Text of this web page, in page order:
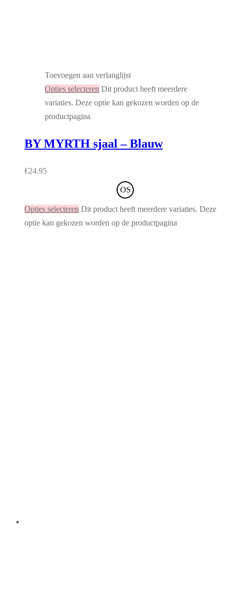
Toevoegen aan verlanglijst
Opties selecteren Dit product heeft meerdere
variaties. Deze optie kan gekozen worden op de
productpagina
BY MYRTH sjaal – Blauw
€24.95
OS
Opties selecteren Dit product heeft meerdere variaties. Deze
optie kan gekozen worden op de productpagina